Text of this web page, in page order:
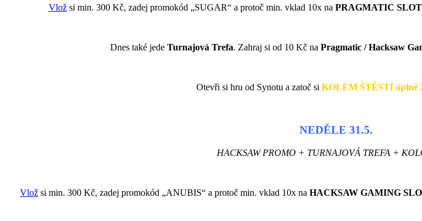
Vložsi min. 300 Kč, zadej promokód „SUGAR“ a protoč min. vklad 10x na PRAGMATIC
Dnes také jedeTurnajová Trefa. Zahraj si od 10 Kč na Pragmatic / Hacksaw
Otevři si hru od Synotu a zatoč si KOLEM ŠTĚSTÍ úplně
NEDĚLE 31.5.
HACKSAW PROMO + TURNAJOVÁ TREFA +
Vlož si min. 300 Kč, zadej promokód „ANUBIS“ a protoč min. vklad 10x na HACKSAW GAMING